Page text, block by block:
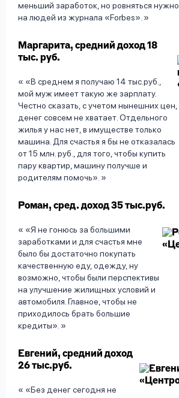
меньший заработок, но ровняться нужно
на людей из журнала «Forbes».
Маргарита, средний доход 18
тыс. руб.
«В среднем я получаю 14 тыс.руб.,
мой муж имеет такую же зарплату.
Честно сказать, с учетом нынешних цен,
денег совсем не хватает. Отдельного
жилья у нас нет, в имуществе только
машина. Для счастья я бы не отказалась
от 15 млн. руб., для того, чтобы купить
пару квартир, машину получше и
родителям помочь».
Роман, сред. доход 35 тыс.руб.
«Я не гонюсь за большими
заработками и для счастья мне
было бы достаточно покупать
качественную еду, одежду, ну
возможно, чтобы были перспективы
на улучшение жилищных условий и
автомобиля. Главное, чтобы не
приходилось брать большие
кредиты».
Евгений, средний доход
26 тыс.руб.
«Без денег сегодня не